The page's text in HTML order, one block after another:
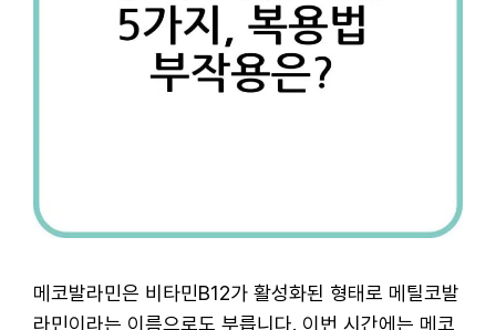
메코발라민은 비타민B12가 활성화된 형태로 메틸코발
라민이라는 이름으로도 부릅니다. 이번 시간에는 메코